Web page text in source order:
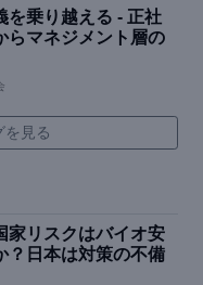
を乗り越える - 正社
らマネジメント層の
を見る
家リスクはバイオ安
？日本は対策の不備